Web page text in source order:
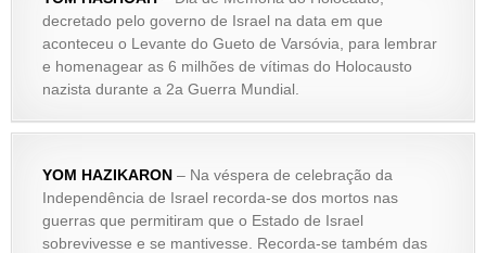
decretado pelo governo de Israel na data em que
aconteceu o Levante do Gueto de Varsóvia, para lembrar
e homenagear as 6 milhões de vítimas do Holocausto
nazista durante a 2a Guerra Mundial.
YOM HAZIKARON – Na véspera de celebração da
Independência de Israel recorda-se dos mortos nas
guerras que permitiram que o Estado de Israel
sobrevivesse e se mantivesse. Recorda-se também das